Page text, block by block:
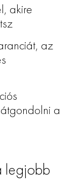
akire
az
a
legjobb